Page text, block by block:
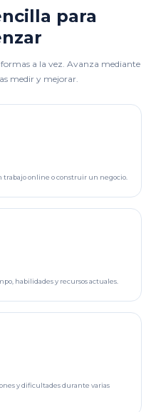
para
a la vez. Avanza mediante
medir y mejorar.
trabajo online o construir un negocio.
habilidades y recursos actuales.
y dificultades durante varias